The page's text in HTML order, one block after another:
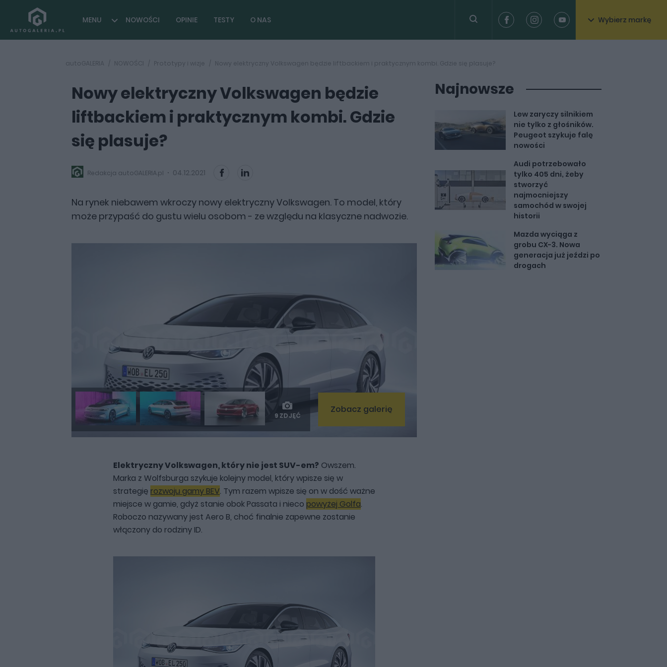
MENU NOWOŚCI OPINIE TESTY O NAS Wybierz markę
autoGALERIA NOWOŚCI Prototypy i wizje Nowy elektryczny Volkswagen będzie liftbackiem i praktycznym kombi. Gdzie się plasuje?
Nowy elektryczny Volkswagen będzie
liftbackiem i praktycznym kombi. Gdzie
się plasuje?
Redakcja autoGALERIA.pl 04.12.2021
Na rynek niebawem wkroczy nowy elektryczny Volkswagen. To model, który
może przypaść do gustu wielu osobom - ze względu na klasyczne nadwozie.
9 ZDJĘĆ
Zobacz galerię
Elektryczny Volkswagen, który nie jest SUV-em? Owszem.
Marka z Wolfsburga szykuje kolejny model, który wpisze się w
strategię rozwoju gamy BEV. Tym razem wpisze się on w dość ważne
miejsce w gamie, gdyż stanie obok Passata i nieco powyżej Golfa.
Roboczo nazywany jest Aero B, choć finalnie zapewne zostanie
włączony do rodziny ID.
Najnowsze
Lew zaryczy silnikiem
nie tylko z głośników.
Peugeot szykuje falę
nowości
Audi potrzebowało
tylko 405 dni, żeby
stworzyć
najmocniejszy
samochód w swojej
historii
Mazda wyciąga z
grobu CX-3. Nowa
generacja już jeździ po
drogach